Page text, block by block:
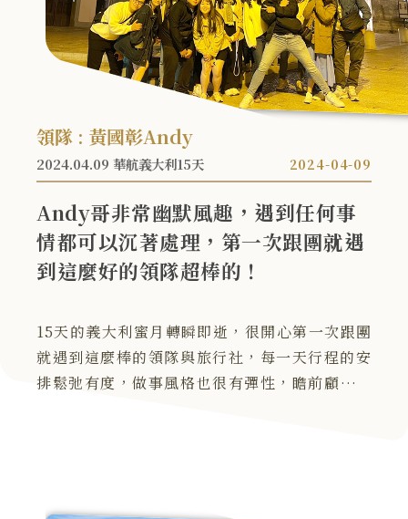
領隊 : 黃國彰Andy
2024.04.09 華航義大利15天 2024-04-09
Andy哥非常幽默風趣，遇到任何事
情都可以沉著處理，第一次跟團就遇
到這麼好的領隊超棒的！
15天的義大利蜜月轉瞬即逝，很開心第一次跟團
就遇到這麼棒的領隊與旅行社，每一天行程的安
排鬆弛有度，做事風格也很有彈性，瞻前顧後，